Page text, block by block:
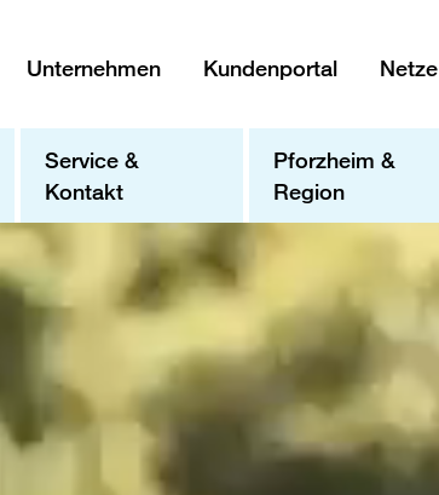
Unternehmen Kundenportal Netze
Service &
Kontakt
Pforzheim &
Region